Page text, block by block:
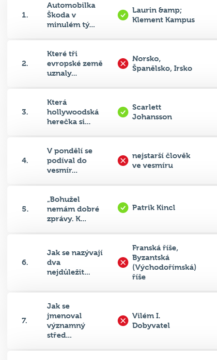
1.
Automobilka
Škoda v
minulém tý...
Laurin &amp;
Klement Kampus
2.
Které tři
evropské země
uznaly...
Norsko,
Španělsko, Irsko
3.
Která
hollywoodská
herečka si...
Scarlett
Johansson
4.
V pondělí se
podíval do
vesmír...
nejstarší člověk
ve vesmíru
5.
„Bohužel
nemám dobré
zprávy. K...
Patrik Kincl
6.
Jak se nazývají
dva
nejdůležit...
Franská říše,
Byzantská
(Východořímská)
říše
7.
Jak se
jmenoval
významný
střed...
Vilém I.
Dobyvatel